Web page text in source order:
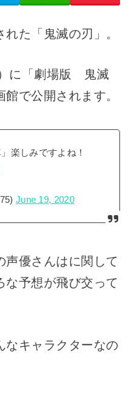
た「鬼滅の刃」。
に「劇場版 鬼滅
で公開されます。
楽しみですよね！
June 19, 2020
声優さんはに関して
な予想が飛び交って
なキャラクターなの